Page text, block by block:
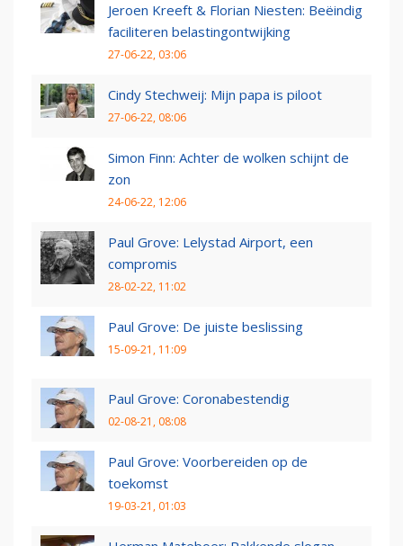
Jeroen Kreeft & Florian Niesten: Beëindig
faciliteren belastingontwijking
27-06-22, 03:06
Cindy Stechweij: Mijn papa is piloot
27-06-22, 08:06
Simon Finn: Achter de wolken schijnt de
zon
24-06-22, 12:06
Paul Grove: Lelystad Airport, een
compromis
28-02-22, 11:02
Paul Grove: De juiste beslissing
15-09-21, 11:09
Paul Grove: Coronabestendig
02-08-21, 08:08
Paul Grove: Voorbereiden op de
toekomst
19-03-21, 01:03